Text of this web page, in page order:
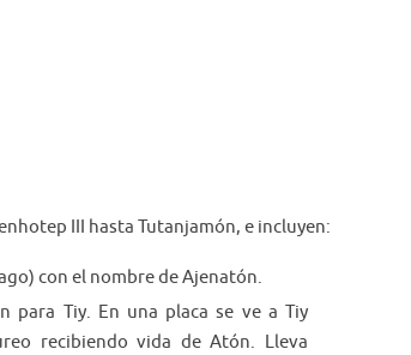
III hasta Tutanjamón, e incluyen:
con el nombre de Ajenatón.
para Tiy. En una placa se ve a Tiy
recibiendo vida de Atón. Lleva